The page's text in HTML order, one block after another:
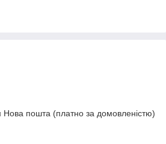
Нова пошта (платно за домовленістю)